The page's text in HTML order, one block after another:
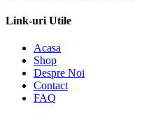
Link-uri Utile
Acasa
Shop
Despre Noi
Contact
FAQ